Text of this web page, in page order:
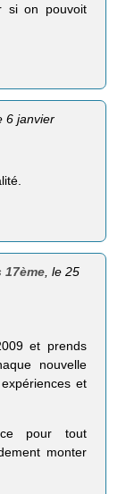
si on pouvoit
6 janvier
17ème , le 25
et prends
nouvelle
et
pour tout
monter